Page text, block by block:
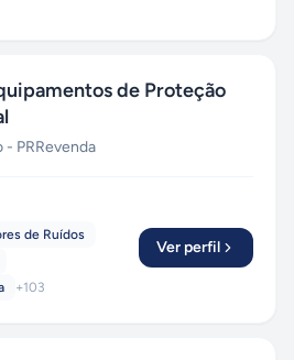
de Proteção
- PRRevenda
de Ruídos
+103
Ver perfil